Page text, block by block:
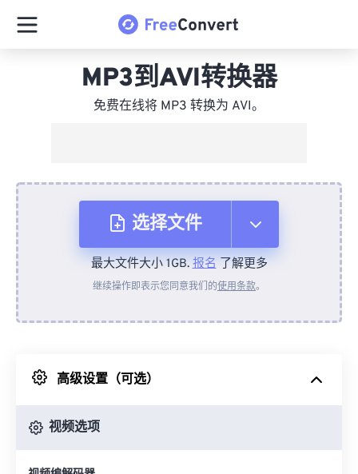
MP3到AVI转换器
免费在线将 MP3 转换为 AVI。
选择文件
从设备
来自 Google Drive
最大文件大小 1GB.报名了解更多
继续操作即表示您同意我们的使用条款。
高级设置（可选）
视频选项